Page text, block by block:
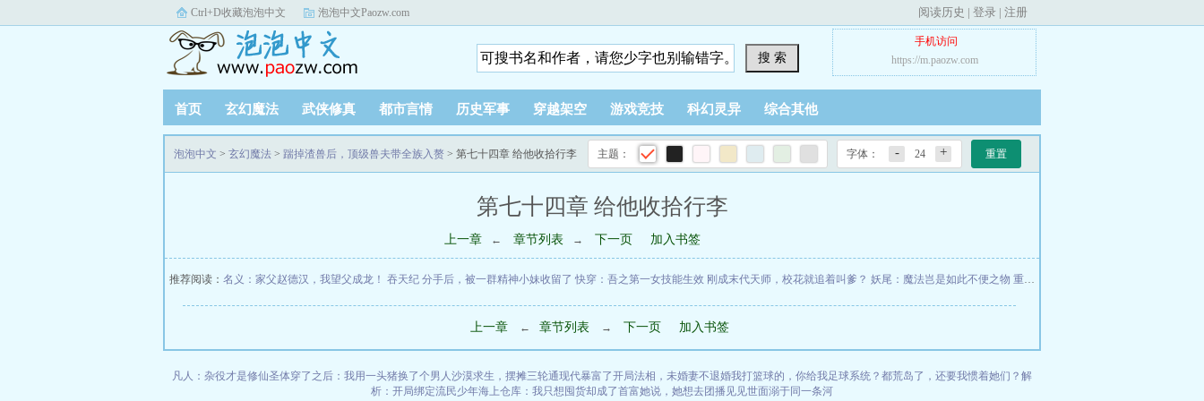
Ctrl+D收藏泡泡中文 泡泡中文Paozw.com 阅读历史 | 登录 | 注册
搜 索
手机访问
https://m.paozw.com
首页 玄幻魔法 武侠修真 都市言情 历史军事 穿越架空 游戏竞技 科幻灵异 综合其他
主题： 字体： - 24 + 重置
泡泡中文 > 玄幻魔法 > 踹掉渣兽后，顶级兽夫带全族入赘 > 第七十四章 给他收拾行李
第七十四章 给他收拾行李
上一章 ← 章节列表 → 下一页 加入书签
推荐阅读： 名义：家父赵德汉，我望父成龙！ 吞天纪 分手后，被一群精神小妹收留了 快穿：吾之第一女技能生效 刚成末代天师，校花就追着叫爹？ 妖尾：魔法岂是如此不便之物 重生80赶山打猎，我一人养三家
上一章 ← 章节列表 → 下一页 加入书签
凡人：杂役才是修仙圣体穿了之后：我用一头猪换了个男人沙漠求生，摆摊三轮通现代暴富了开局法相，未婚妻不退婚我打篮球的，你给我足球系统？ 都荒岛了，还要我惯着她们？ 解
析：开局绑定流民少年海上仓库：我只想囤货却成了首富她说，她想去团播见见世面溺于同一条河